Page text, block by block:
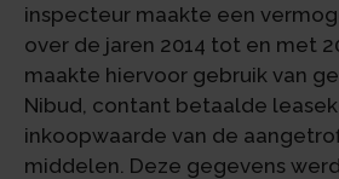
inspecteur maakte een
over de jaren 2014 tot en met
maakte hiervoor gebruik van
Nibud, contant betaalde
inkoopwaarde van de
middelen. Deze gegevens